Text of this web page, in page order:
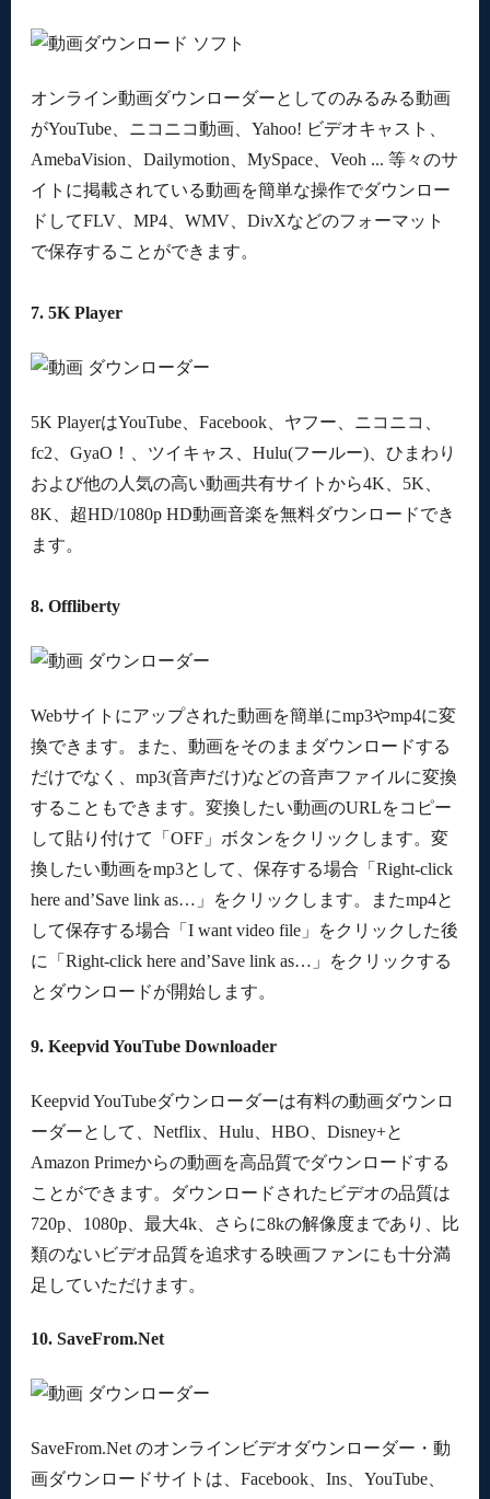
オンライン動画ダウンローダーとしてのみるみる動画
がYouTube、ニコニコ動画、Yahoo! ビデオキャスト、
AmebaVision、Dailymotion、MySpace、Veoh ... 等々のサ
イトに掲載されている動画を簡単な操作でダウンロー
ドしてFLV、MP4、WMV、DivXなどのフォーマット
で保存することができます。
7. 5K Player
5K PlayerはYouTube、Facebook、ヤフー、ニコニコ、
fc2、GyaO！、ツイキャス、Hulu(フールー)、ひまわり
および他の人気の高い動画共有サイトから4K、5K、
8K、超HD/1080p HD動画音楽を無料ダウンロードでき
ます。
8. Offliberty
Webサイトにアップされた動画を簡単にmp3やmp4に変
換できます。また、動画をそのままダウンロードする
だけでなく、mp3(音声だけ)などの音声ファイルに変換
することもできます。変換したい動画のURLをコピー
して貼り付けて「OFF」ボタンをクリックします。変
換したい動画をmp3として、保存する場合「Right-click
here and’Save link as…」をクリックします。またmp4と
して保存する場合「I want video file」をクリックした後
に「Right-click here and’Save link as…」をクリックする
とダウンロードが開始します。
9. Keepvid YouTube Downloader
Keepvid YouTubeダウンローダーは有料の動画ダウンロ
ーダーとして、Netflix、Hulu、HBO、Disney+と
Amazon Primeからの動画を高品質でダウンロードする
ことができます。ダウンロードされたビデオの品質は
720p、1080p、最大4k、さらに8kの解像度まであり、比
類のないビデオ品質を追求する映画ファンにも十分満
足していただけます。
10. SaveFrom.Net
SaveFrom.Net のオンラインビデオダウンローダー・動
画ダウンロードサイトは、Facebook、Ins、YouTube、